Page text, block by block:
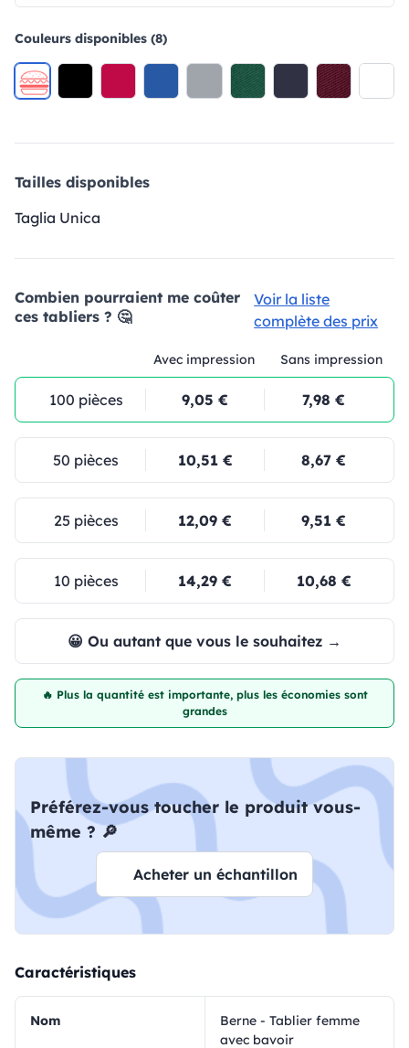
Couleurs disponibles (8)
Tailles disponibles
Taglia Unica
Combien pourraient me coûter
ces tabliers ? 🤔
Voir la liste
complète des prix
Avec impression Sans impression
100 pièces 9,05 € 7,98 €
50 pièces 10,51 € 8,67 €
25 pièces 12,09 € 9,51 €
10 pièces 14,29 € 10,68 €
😀 Ou autant que vous le souhaitez →
🔥 Plus la quantité est importante, plus les économies sont
grandes
Préférez-vous toucher le produit vous-
même ? 🔎
Acheter un échantillon
Caractéristiques
Nom
Berne - Tablier femme
avec bavoir